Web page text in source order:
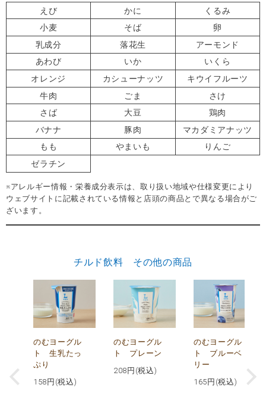
えび かに
くるみ
小麦
そば
卵
乳成分
落花生
アーモンド
あわび
いか
いくら
オレンジ
カシューナッツ
キウイフルーツ
牛肉
ごま
さけ
さば
大豆
鶏肉
バナナ
豚肉
マカダミアナッツ
もも
やまいも
りんご
ゼラチン
※アレルギー情報・栄養成分表示は、取り扱い地域や仕様変更により
ウェブサイトに記載されている情報と店頭の商品とで異なる場合がご
ざいます。
チルド飲料 その他の商品
のむヨーグル
ト 生乳たっ
ぷり
158 円(税込)
のむヨーグル
ト プレーン
208 円(税込)
のむヨーグル
ト ブルーベ
リー
165 円(税込)